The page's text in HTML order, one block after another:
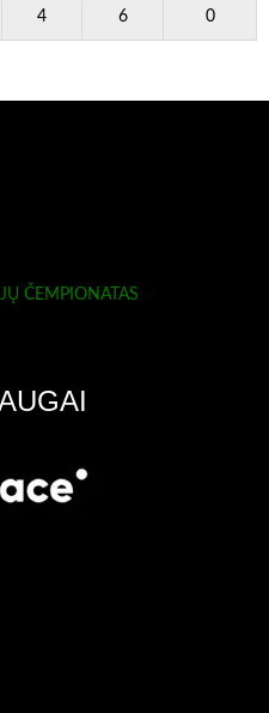
4 6 0
ČEMPIONATAS